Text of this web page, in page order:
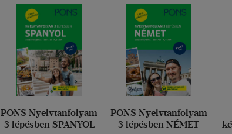
PONS Nyelvtanfolyam
3 lépésben SPANYOL
PONS Nyelvtanfolyam
3 lépésben NÉMET